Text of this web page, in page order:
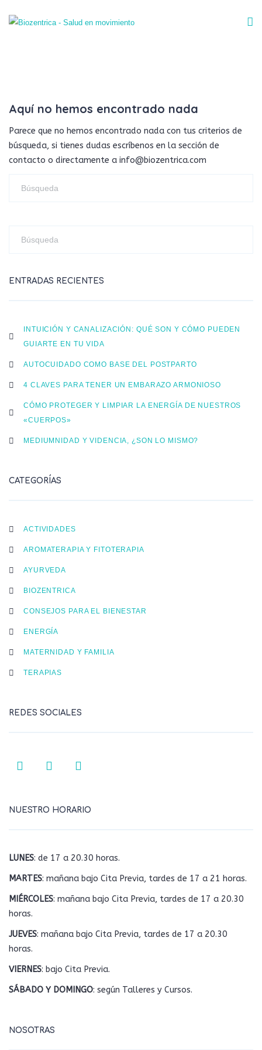
Aquí no hemos encontrado nada
Parece que no hemos encontrado nada con tus criterios de
búsqueda, si tienes dudas escríbenos en la sección de
contacto o directamente a info@biozentrica.com
ENTRADAS RECIENTES
INTUICIÓN Y CANALIZACIÓN: QUÉ SON Y CÓMO PUEDEN
GUIARTE EN TU VIDA
AUTOCUIDADO COMO BASE DEL POSTPARTO
4 CLAVES PARA TENER UN EMBARAZO ARMONIOSO
CÓMO PROTEGER Y LIMPIAR LA ENERGÍA DE NUESTROS
«CUERPOS»
MEDIUMNIDAD Y VIDENCIA, ¿SON LO MISMO?
CATEGORÍAS
ACTIVIDADES
AROMATERAPIA Y FITOTERAPIA
AYURVEDA
BIOZENTRICA
CONSEJOS PARA EL BIENESTAR
ENERGÍA
MATERNIDAD Y FAMILIA
TERAPIAS
REDES SOCIALES
NUESTRO HORARIO
LUNES: de 17 a 20.30 horas.
MARTES: mañana bajo Cita Previa, tardes de 17 a 21 horas.
MIÉRCOLES: mañana bajo Cita Previa, tardes de 17 a 20.30
horas.
JUEVES: mañana bajo Cita Previa, tardes de 17 a 20.30
horas.
VIERNES: bajo Cita Previa.
SÁBADO Y DOMINGO: según Talleres y Cursos.
NOSOTRAS